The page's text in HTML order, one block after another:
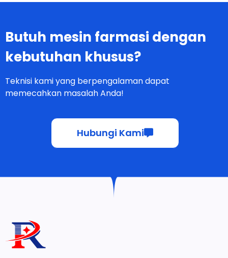
Butuh mesin farmasi dengan
kebutuhan khusus?
Teknisi kami yang berpengalaman dapat
Hubungi Kami